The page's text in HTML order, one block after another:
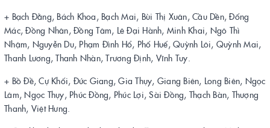
+ Bạch Đằng, Bách Khoa, Bạch Mai, Bùi Thị Xuân, Cầu Dền, Đống
Mác, Đồng Nhân, Đồng Tâm, Lê Đại Hành, Minh Khai, Ngô Thì
Nhậm, Nguyễn Du, Phạm Đình Hổ, Phố Huế, Quỳnh Lôi, Quỳnh Mai,
Thanh Lương, Thanh Nhàn, Trương Định, Vĩnh Tuy.
+ Bồ Đề, Cự Khối, Đức Giang, Gia Thụy, Giang Biên, Long Biên, Ngọc
Lâm, Ngọc Thụy, Phúc Đồng, Phúc Lợi, Sài Đồng, Thạch Bàn, Thượng
Thanh, Việt Hưng.